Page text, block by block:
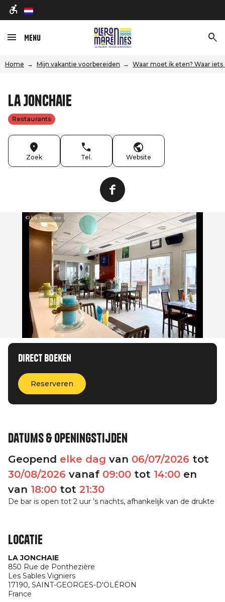
nl
Menu
Home Mijn vakantie voorbereiden Waar moet ik eten? Waar iets
La Jonchaie
Restaurants
Zoek Tel. Website
© La Jonchaie
Direct boeken
Reserveren
Datums & openingstijden
Geopend elke dag van 06/07/2026 tot
30/08/2026 vanaf 09:00 tot 14:00 en
van 18:00 tot 21:30
De bar is open tot 2 uur ’s nachts, afhankelijk van de drukte
Locatie
LA JONCHAIE
850 Rue de Ponthezière
Les Sables Vigniers
17190, SAINT-GEORGES-D'OLÉRON
France